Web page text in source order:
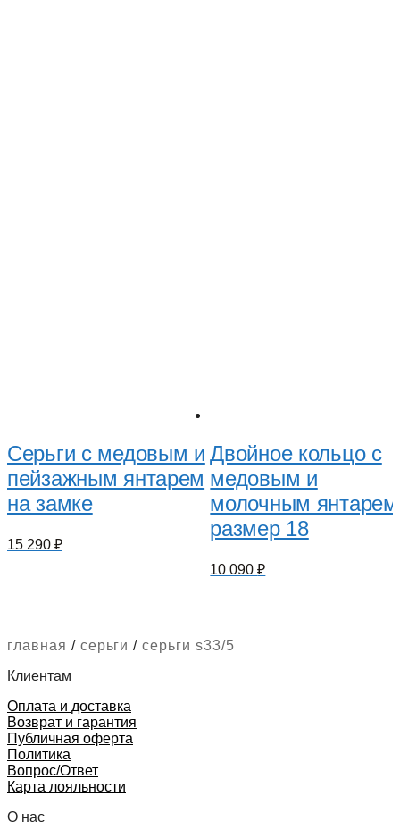
Серьги с медовым и
пейзажным янтарем
на замке
15 290 ₽
Двойное кольцо с
медовым и
молочным
размер 18
10 090₽
главная / серьги /серьги s33/5
Клиентам
Оплата и доставка
Возврат и гарантия
Публичная оферта
Политика
Вопрос/Ответ
Карта лояльности
О нас